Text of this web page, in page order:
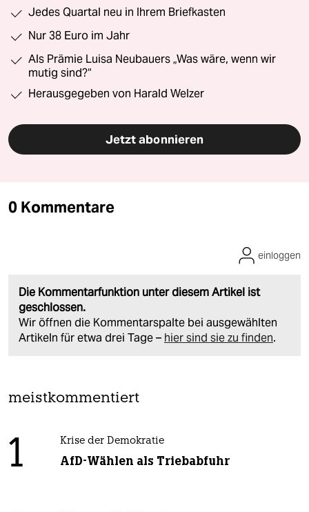
Jedes Quartal neu in Ihrem Briefkasten
Nur 38 Euro im Jahr
Als Prämie Luisa Neubauers „Was wäre, wenn wir
mutig sind?“
Herausgegeben von Harald Welzer
Jetzt abonnieren
0 Kommentare
Die Kommentarfunktion unter diesem Artikel ist
geschlossen.
Wir öffnen die Kommentarspalte bei ausgewählten
Artikeln für etwa drei Tage – hier sind sie zu finden.
einloggen
meistkommentiert
1 Krise der Demokratie
AfD-Wählen als Triebabfuhr